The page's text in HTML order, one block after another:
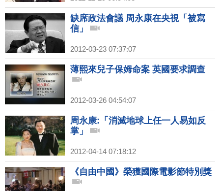
缺席政法會議 周永康在央視「被寫
信」
2012-03-23 07:37:07
薄熙來兒子保姆命案 英國要求調查
2012-03-26 04:54:07
周永康:「消滅地球上任一人易如反
掌」
2012-04-14 07:18:12
《自由中國》榮獲國際電影節特別獎